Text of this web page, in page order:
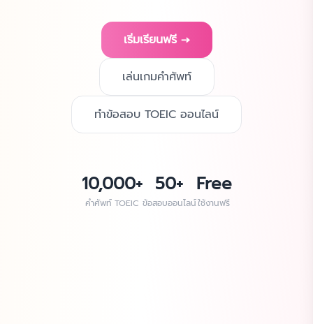
เริ่มเรียนฟรี →
เล่นเกมคำศัพท์
ทำข้อสอบ TOEIC ออนไลน์
10,000+
คำศัพท์ TOEIC
50+
ข้อสอบออนไลน์
Free
ใช้งานฟรี